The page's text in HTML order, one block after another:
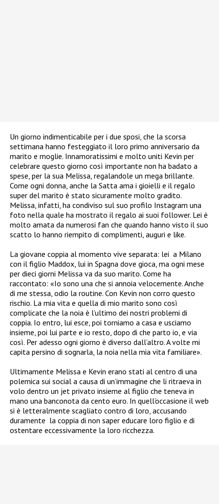
Un giorno indimenticabile per i due sposi, che la scorsa
settimana hanno festeggiato il loro primo anniversario da
marito e moglie. Innamoratissimi e molto uniti Kevin per
celebrare questo giorno così importante non ha badato a
spese, per la sua Melissa, regalandole un mega brillante.
Come ogni donna, anche la Satta ama i gioielli e il regalo
super del marito è stato sicuramente molto gradito.
Melissa, infatti, ha condiviso sul suo profilo Instagram una
foto nella quale ha mostrato il regalo ai suoi follower. Lei è
molto amata da numerosi fan che quando hanno visto il suo
scatto lo hanno riempito di complimenti, auguri e like.
La giovane coppia al momento vive separata: lei a Milano
con il figlio Maddox, lui in Spagna dove gioca, ma ogni mese
per dieci giorni Melissa va da suo marito. Come ha
raccontato: «Io sono una che si annoia velocemente. Anche
di me stessa, odio la routine. Con Kevin non corro questo
rischio. La mia vita e quella di mio marito sono così
complicate che la noia è l’ultimo dei nostri problemi di
coppia. Io entro, lui esce, poi torniamo a casa e usciamo
insieme, poi lui parte e io resto, dopo di che parto io, e via
così. Per adesso ogni giorno è diverso dall’altro. A volte mi
capita persino di sognarla, la noia nella mia vita familiare».
Ultimamente Melissa e Kevin erano stati al centro di una
polemica sui social a causa di un’immagine che li ritraeva in
volo dentro un jet privato insieme al figlio che teneva in
mano una banconota da cento euro. In quell’occasione il web
si è letteralmente scagliato contro di loro, accusando
duramente la coppia di non saper educare loro figlio e di
ostentare eccessivamente la loro ricchezza.